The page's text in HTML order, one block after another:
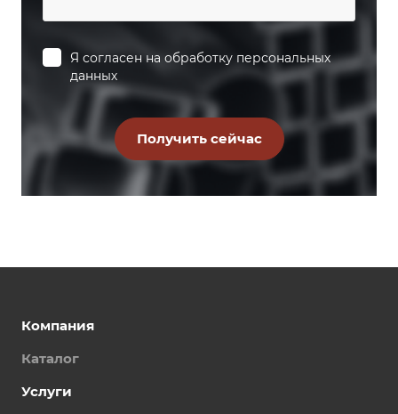
Я согласен на обработку персональных
данных
Компания
Каталог
Услуги